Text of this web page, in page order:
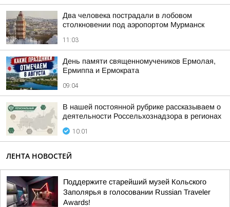
Два человека пострадали в лобовом
столкновении под аэропортом Мурманск
11:03
День памяти священномучеников Ермолая,
Ермиппа и Ермократа
09:04
В нашей постоянной рубрике рассказываем о
деятельности Россельхознадзора в регионах
10:01
ЛЕНТА НОВОСТЕЙ
Поддержите старейший музей Кольского
Заполярья в голосовании Russian Traveler
Awards!